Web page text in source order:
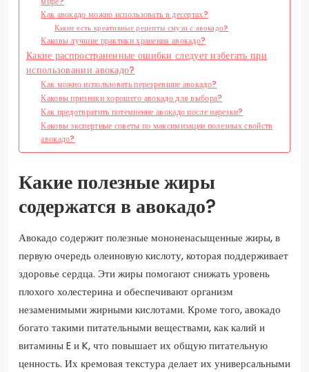
Как авокадо можно использовать в десертах?
Какие есть креативные рецепты смузи с авокадо?
Каковы лучшие практики хранения авокадо?
Какие распространенные ошибки следует избегать при
использовании авокадо?
Как можно использовать перезревшие авокадо?
Каковы признаки хорошего авокадо для выбора?
Как предотвратить потемнение авокадо после нарезки?
Каковы экспертные советы по максимизации полезных свойств
авокадо?
Какие полезные жиры
содержатся в авокадо?
Авокадо содержит полезные мононенасыщенные жиры, в
первую очередь олеиновую кислоту, которая поддерживает
здоровье сердца. Эти жиры помогают снижать уровень
плохого холестерина и обеспечивают организм
незаменимыми жирными кислотами. Кроме того, авокадо
богато такими питательными веществами, как калий и
витамины E и K, что повышает их общую питательную
ценность. Их кремовая текстура делает их универсальными